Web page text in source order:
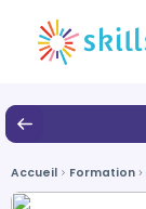
Accueil Formation